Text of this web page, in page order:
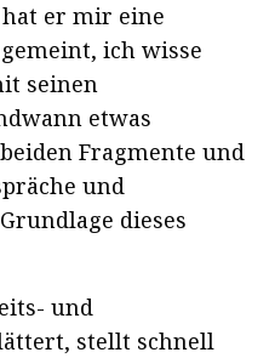
er mir eine
ich wisse
seinen
etwas
Fragmente und
und
dieses
und
stellt schnell